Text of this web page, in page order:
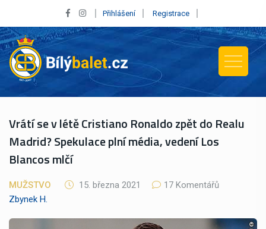
Přihlášení Registrace
Vrátí se v létě Cristiano Ronaldo zpět do Realu
Madrid? Spekulace plní média, vedení Los
Blancos mlčí
MUŽSTVO 15. března 2021
17 Komentářů
Zbynek H.